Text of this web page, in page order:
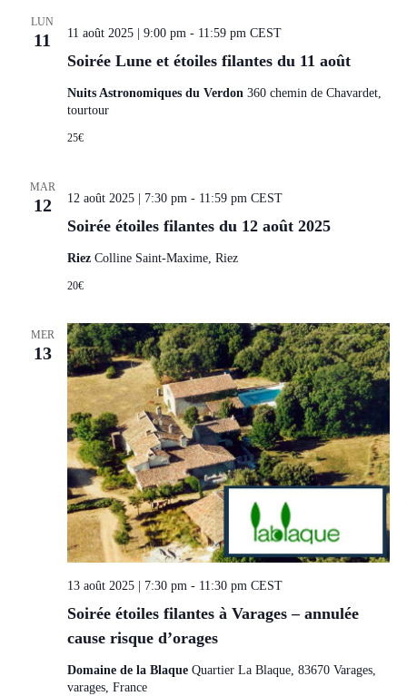
LUN
11
Soirée Lune et étoiles filantes du 11 août
11 août 2025 | 9:00 pm - 11:59 pm CEST
Nuits Astronomiques du Verdon 360 chemin de Chavardet,
tourtour
25€
MAR
12
Soirée étoiles filantes du 12 août 2025
12 août 2025 | 7:30 pm - 11:59 pm CEST
Riez Colline Saint-Maxime, Riez
20€
MER
13
Soirée étoiles filantes à Varages – annulée
cause risque d’orages
13 août 2025 | 7:30 pm- 11:30 pm CEST
Domaine de la Blaque Quartier La Blaque, 83670 Varages,
varages, France